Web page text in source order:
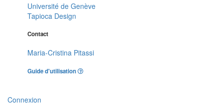
Université de Genève
Tapioca Design
Contact
Maria-Cristina Pitassi
Guide d'utilisation
Connexion